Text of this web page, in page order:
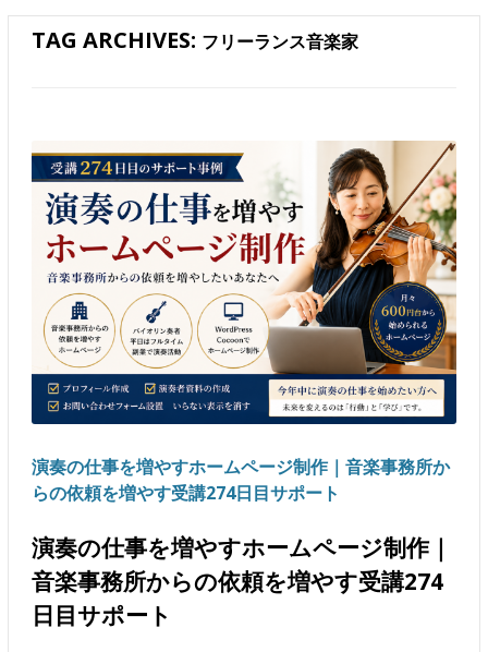
TAG ARCHIVES: フリーランス音楽家
演奏の仕事を増やすホームページ制作｜音楽事務所か
らの依頼を増やす受講274日目サポート
演奏の仕事を増やすホームページ制作｜
音楽事務所からの依頼を増やす受講274
日目サポート